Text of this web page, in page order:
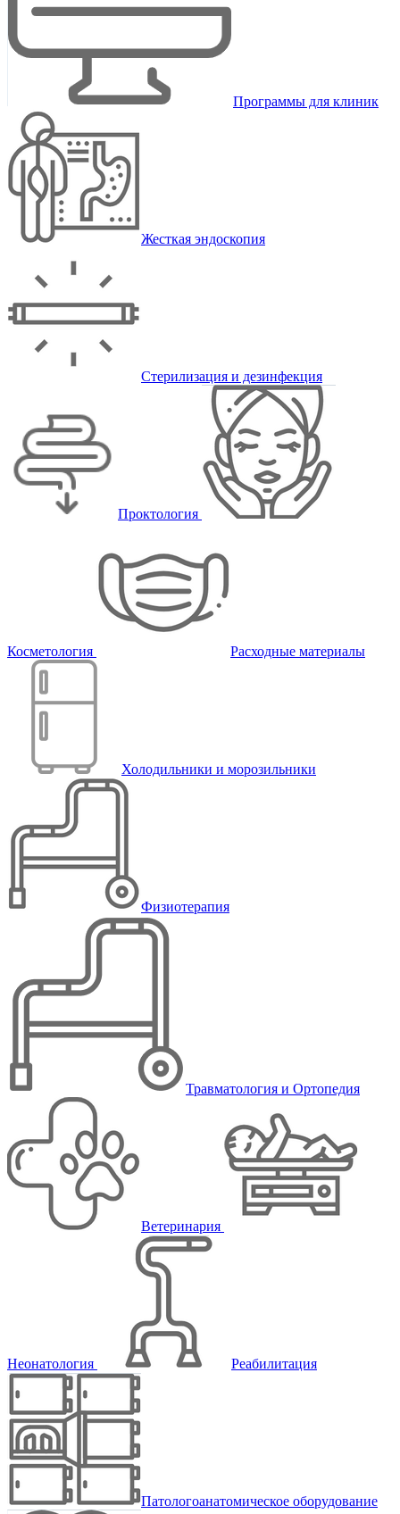
Программы для клиник
Жесткая эндоскопия
Стерилизация и дезинфекция
Проктология
Косметология Расходные материалы
Холодильники и морозильники
Физиотерапия
Травматология и Ортопедия
Ветеринария
Неонатология Реабилитация
Патологоанатомическое оборудование